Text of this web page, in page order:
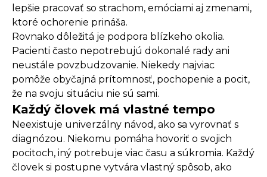
lepšie pracovať so strachom, emóciami aj zmenami,
ktoré ochorenie prináša.
Rovnako dôležitá je podpora blízkeho okolia.
Pacienti často nepotrebujú dokonalé rady ani
neustále povzbudzovanie. Niekedy najviac
pomôže obyčajná prítomnosť, pochopenie a pocit,
že na svoju situáciu nie sú sami.
Každý človek má vlastné tempo
Neexistuje univerzálny návod, ako sa vyrovnať s
diagnózou. Niekomu pomáha hovoriť o svojich
pocitoch, iný potrebuje viac času a súkromia. Každý
človek si postupne vytvára vlastný spôsob, ako